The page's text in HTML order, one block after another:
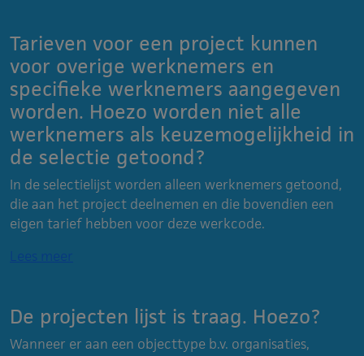
Tarieven voor een project kunnen
voor overige werknemers en
specifieke werknemers aangegeven
worden. Hoezo worden niet alle
werknemers als keuzemogelijkheid in
de selectie getoond?
In de selectielijst worden alleen werknemers getoond,
die aan het project deelnemen en die bovendien een
eigen tarief hebben voor deze werkcode.
Lees meer
De projecten lijst is traag. Hoezo?
Wanneer er aan een objecttype b.v. organisaties,